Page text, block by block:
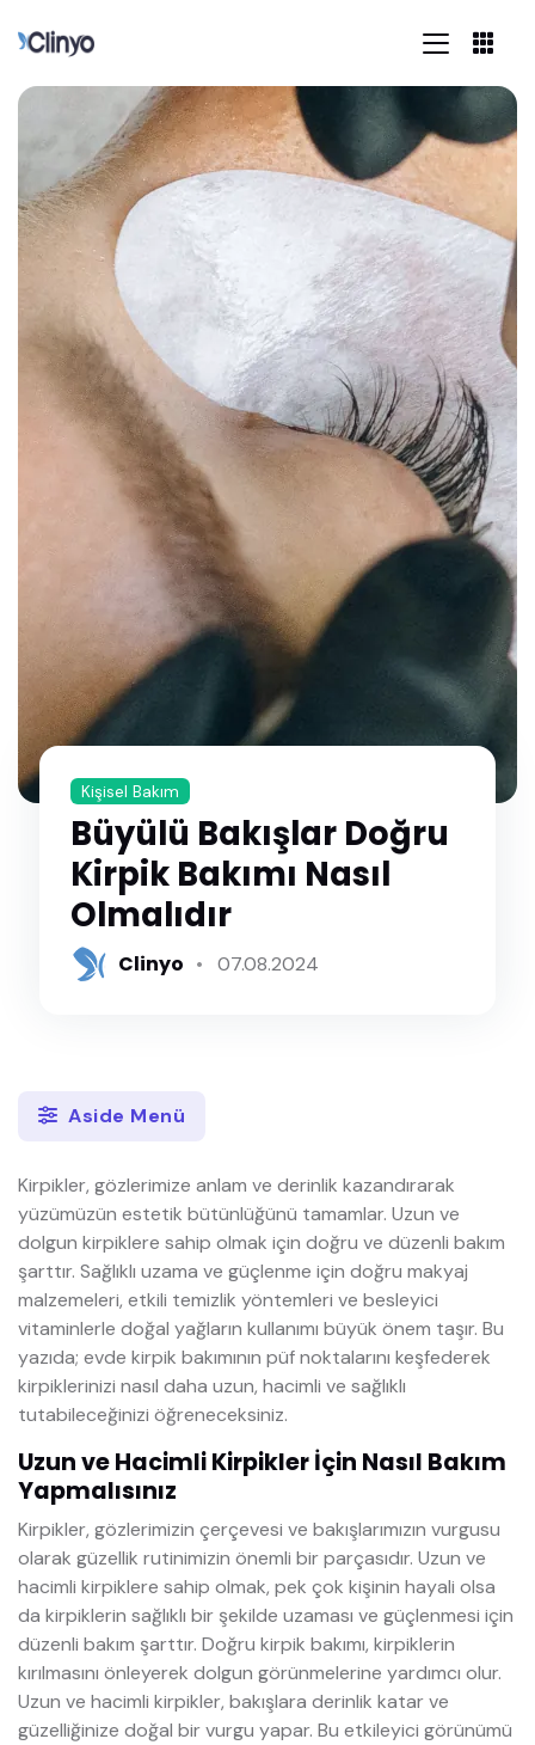
Kişisel Bakım
Büyülü Bakışlar Doğru
Kirpik Bakımı Nasıl
Olmalıdır
Clinyo 07.08.2024
Aside Menü
Kirpikler, gözlerimize anlam ve derinlik kazandırarak
yüzümüzün estetik bütünlüğünü tamamlar. Uzun ve
dolgun kirpiklere sahip olmak için doğru ve düzenli bakım
şarttır. Sağlıklı uzama ve güçlenme için doğru makyaj
malzemeleri, etkili temizlik yöntemleri ve besleyici
vitaminlerle doğal yağların kullanımı büyük önem taşır. Bu
yazıda; evde kirpik bakımının püf noktalarını keşfederek
kirpiklerinizi nasıl daha uzun, hacimli ve sağlıklı
tutabileceğinizi öğreneceksiniz.
Uzun ve Hacimli Kirpikler İçin Nasıl Bakım
Yapmalısınız
Kirpikler, gözlerimizin çerçevesi ve bakışlarımızın vurgusu
olarak güzellik rutinimizin önemli bir parçasıdır. Uzun ve
hacimli kirpiklere sahip olmak, pek çok kişinin hayali olsa
da kirpiklerin sağlıklı bir şekilde uzaması ve güçlenmesi için
düzenli bakım şarttır. Doğru kirpik bakımı, kirpiklerin
kırılmasını önleyerek dolgun görünmelerine yardımcı olur.
Uzun ve hacimli kirpikler, bakışlara derinlik katar ve
güzelliğinize doğal bir vurgu yapar. Bu etkileyici görünümü